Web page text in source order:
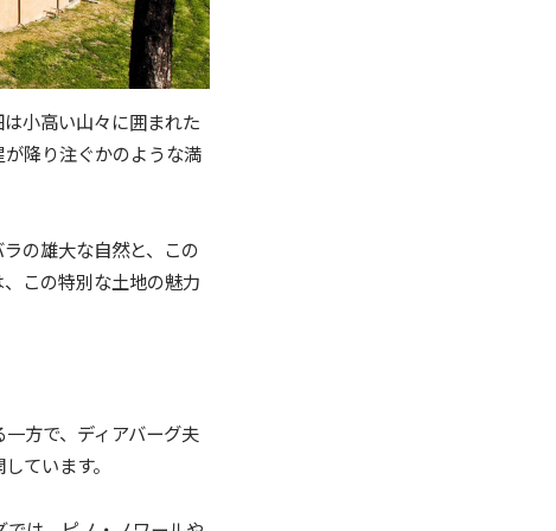
小高い山々に囲まれた
降り注ぐかのような満
の雄大な自然と、この
この特別な土地の魅力
方で、ディアバーグ夫
ています。